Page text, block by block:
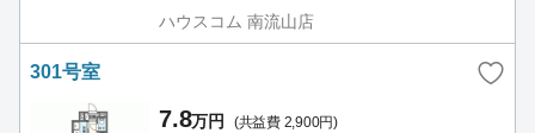
ハウスコム 南流山店
301号室
7.8万円 (共益費 2,900円)